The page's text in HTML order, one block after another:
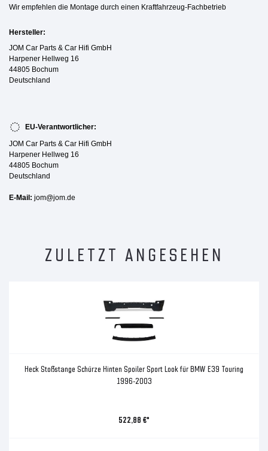
Wir empfehlen die Montage durch einen Kraftfahrzeug-Fachbetrieb
Hersteller:
JOM Car Parts & Car Hifi GmbH
Harpener Hellweg 16
44805 Bochum
Deutschland
EU-Verantwortlicher:
JOM Car Parts & Car Hifi GmbH
Harpener Hellweg 16
44805 Bochum
Deutschland
E-Mail: jom@jom.de
ZULETZT ANGESEHEN
Heck Stoßstange Schürze Hinten Spoiler Sport Look für BMW E39 Touring
1996-2003
522,88 €*